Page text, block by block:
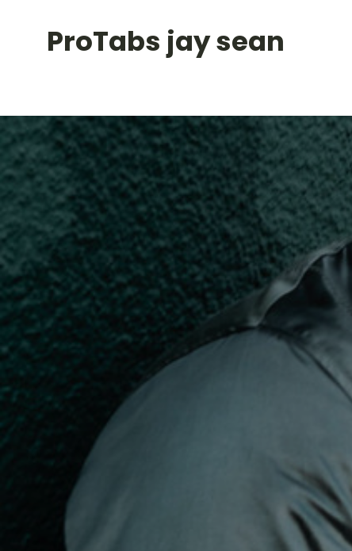
ProTabs jay sean